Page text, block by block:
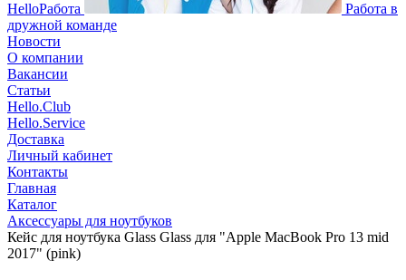
HelloРабота
Работа в
дружной команде
Новости
О компании
Вакансии
Статьи
Hello.Club
Hello.Service
Доставка
Личный кабинет
Контакты
Главная
Каталог
Аксессуары для ноутбуков
Кейс для ноутбука Glass Glass для "Apple MacBook Pro 13 mid
2017" (pink)